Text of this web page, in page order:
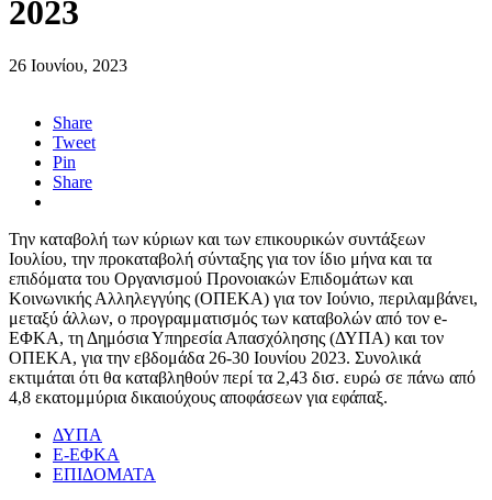
2023
26 Ιουνίου, 2023
Share
Tweet
Pin
Share
Την καταβολή των κύριων και των επικουρικών συντάξεων
Ιουλίου, την προκαταβολή σύνταξης για τον ίδιο μήνα και τα
επιδόματα του Οργανισμού Προνοιακών Επιδομάτων και
Κοινωνικής Αλληλεγγύης (ΟΠΕΚΑ) για τον Ιούνιο, περιλαμβάνει,
μεταξύ άλλων, ο προγραμματισμός των καταβολών από τον e-
ΕΦΚΑ, τη Δημόσια Υπηρεσία Απασχόλησης (ΔΥΠΑ) και τον
ΟΠΕΚΑ, για την εβδομάδα 26-30 Ιουνίου 2023. Συνολικά
εκτιμάται ότι θα καταβληθούν περί τα 2,43 δισ. ευρώ σε πάνω από
4,8 εκατομμύρια δικαιούχους αποφάσεων για εφάπαξ.
ΔΥΠΑ
Ε-ΕΦΚΑ
ΕΠΙΔΟΜΑΤΑ